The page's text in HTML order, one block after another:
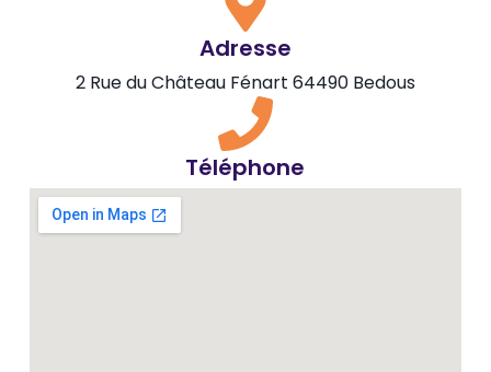
Adresse
2 Rue du Château Fénart 64490 Bedous
Téléphone